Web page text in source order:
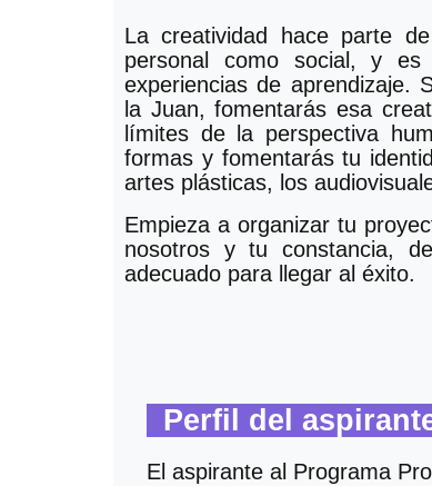
La creatividad hace parte
personal como social, y
experiencias de aprendizaje.
la Juan, fomentarás esa
límites de la perspectiva
formas y fomentarás tu
artes plásticas, los
Empieza a organizar tu
nosotros y tu constancia,
adecuado para llegar al éxito.
Perfil del
El aspirante al Programa